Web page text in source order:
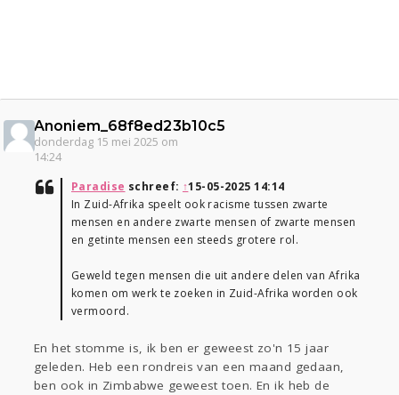
Anoniem_68f8ed23b10c5
donderdag 15 mei 2025 om
14:24
Paradise schreef: ↑15-05-2025 14:14
In Zuid-Afrika speelt ook racisme tussen zwarte
mensen en andere zwarte mensen of zwarte mensen
en getinte mensen een steeds grotere rol.
Geweld tegen mensen die uit andere delen van Afrika
komen om werk te zoeken in Zuid-Afrika worden ook
vermoord.
En het stomme is, ik ben er geweest zo'n 15 jaar
geleden. Heb een rondreis van een maand gedaan,
ben ook in Zimbabwe geweest toen. En ik heb de